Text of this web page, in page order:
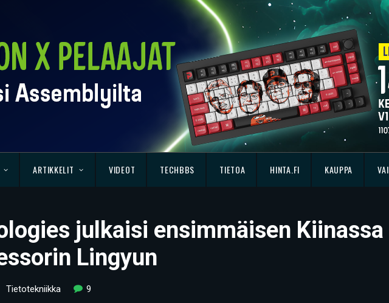
ARTIKKELIT VIDEOT TECHBBS TIETOA HINTA.FI KAUPPA
julkaisi ensimmäisen
Lingyun
Tietotekniikka 9